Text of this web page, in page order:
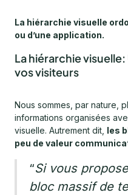
La hiérarchie visuelle
ou d’une application.
La hiérarchie
vos visiteurs
Nous sommes, par nature,
informations organisées
visuelle. Autrement dit, les
peu de valeur
“Si vous
bloc massif de